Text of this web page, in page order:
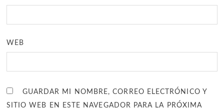
WEB
GUARDAR MI NOMBRE, CORREO ELECTRÓNICO Y
SITIO WEB EN ESTE NAVEGADOR PARA LA PRÓXIMA